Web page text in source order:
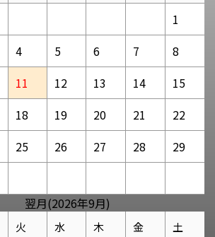
1
4 5 6 7
8
11 12 13 14
15
18 19 20 21
22
25 26 27 28
29
翌月(2026年9月)
火 水 木 金 土